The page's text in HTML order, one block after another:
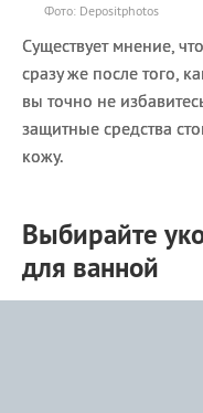
Фото: Depositphotos
Существует мнение,
сразу же после того,
вы точно не
защитные средства
кожу.
Выбирайте
для ванной